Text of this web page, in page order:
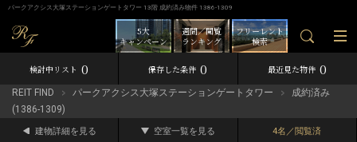
パークアクシス大塚ステーションゲートタワー 13階 成約済み物件 1386-1309
フリーレント
検索
週間／閲覧
ランキング
5大
キャンペーン
検討中リスト 0 保存した条件 0 最近見た物件 0
REIT FIND パークアクシス大塚ステーションゲートタワー
成約済み
(1386-1309)
建物詳細を見る 空室一覧を見る 4名／閲覧済